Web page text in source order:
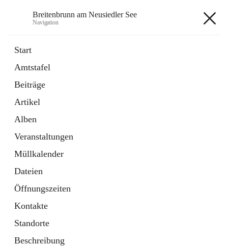
Breitenbrunn am Neusiedler See
Navigation
Start
Amtstafel
Beiträge
Artikel
Alben
Veranstaltungen
Müllkalender
Dateien
Öffnungszeiten
Kontakte
Standorte
Beschreibung
18 Schnellzugriffe
Gemeindeservice